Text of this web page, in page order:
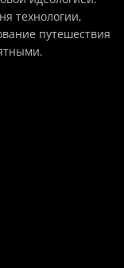
технологии,
путешествия